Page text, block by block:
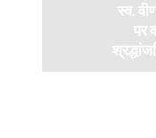
स्व.
पर